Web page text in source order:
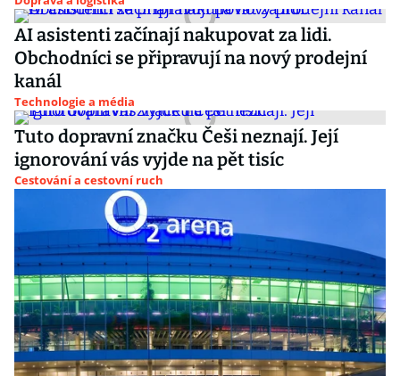
AI asistenti začínají nakupovat za lidi.
Obchodníci se připravují na nový prodejní
kanál
Technologie a média
Tuto dopravní značku Češi neznají. Její
ignorování vás vyjde na pět tisíc
Cestování a cestovní ruch